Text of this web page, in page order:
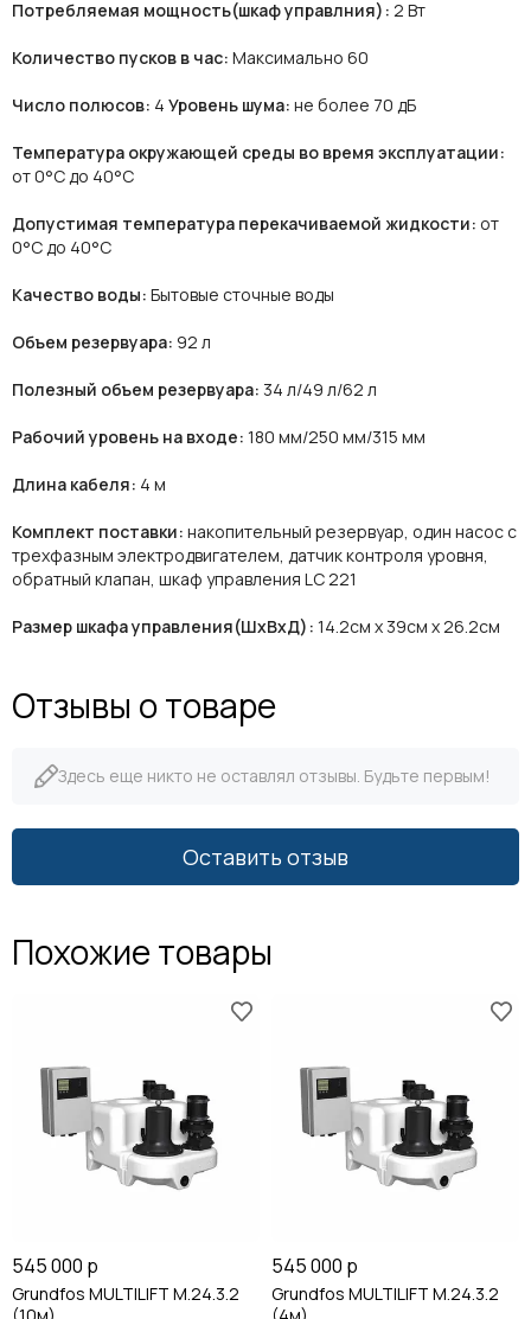
Потребляемая мощность(шкаф управлния): 2 Вт
Количество пусков в час: Максимально 60
Число полюсов: 4 Уровень шума: не более 70 дБ
Температура окружающей среды во время эксплуатации:
от 0°C до 40°C
Допустимая температура перекачиваемой жидкости: от
0°C до 40°C
Качество воды: Бытовые сточные воды
Объем резервуара: 92 л
Полезный объем резервуара: 34 л/49 л/62 л
Рабочий уровень на входе: 180 мм/250 мм/315 мм
Длина кабеля: 4 м
Комплект поставки: накопительный резервуар, один насос с
трехфазным электродвигателем, датчик контроля уровня,
обратный клапан, шкаф управления LC 221
Размер шкафа управления(ШхВхД): 14.2см х 39см х 26.2см
Отзывы о товаре
Здесь еще никто не оставлял отзывы. Будьте первым!
Оставить отзыв
Похожие товары
545 000 р
Grundfos MULTILIFT M.24.3.2
(10м)
545 000 р
Grundfos MULTILIFT M.24.3.2
(4м)